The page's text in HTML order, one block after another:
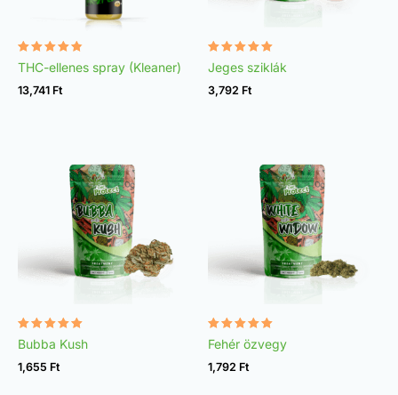
Értékelés:
4.75
/ 5
THC-ellenes spray (Kleaner)
13,741 Ft
Értékelés:
4.98
/ 5
Jeges sziklák
3,792 Ft
Értékelés:
4.96
/ 5
Bubba Kush
1,655 Ft
Értékelés:
4.97
/ 5
Fehér özvegy
1,792 Ft